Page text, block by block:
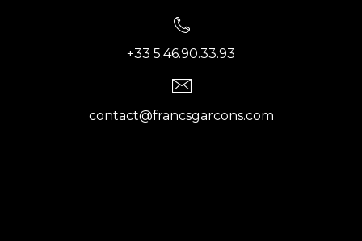
+33 5.46.90.33.93
contact@francsgarcons.com